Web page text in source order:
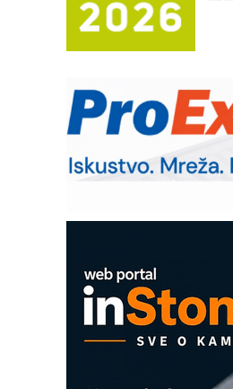
Bezbednost na prvom
IB BLUMENAUER -
poverenja u industriji
– Pametna
upravljanje mašinama
Sigurnije ispitivanje
solarnim elektranama i
Pranje točkova na
Proizvodnja iC7
COMBYPACK
EVOKS Maintenance
ROSA i SCHUNK
Detekcija različitih